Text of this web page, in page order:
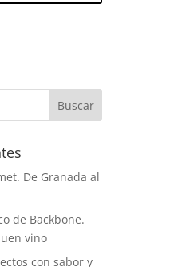
De Granada al
de Backbone.
vino
con sabor y